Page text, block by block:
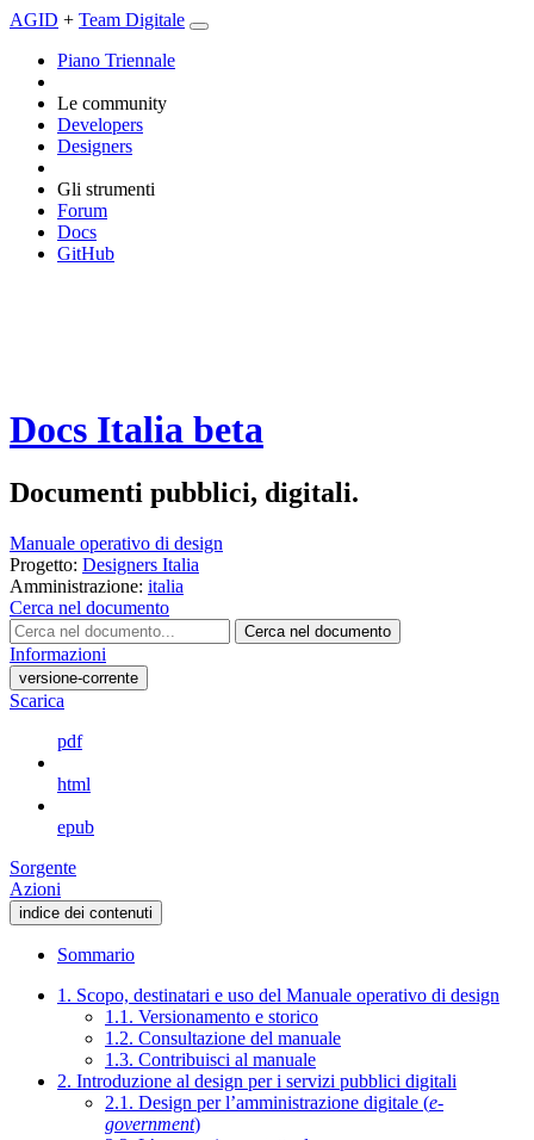
AGID + Team Digitale
Piano Triennale
Le community
Developers
Designers
Gli strumenti
Forum
Docs
GitHub
Docs Italia beta
Documenti pubblici, digitali.
Manuale operativo di design
Progetto: Designers Italia
Amministrazione: italia
Cerca nel documento
Cerca nel documento
Informazioni
versione-corrente
Scarica
pdf
html
epub
Sorgente
Azioni
indice dei contenuti
Sommario
1. Scopo, destinatari e uso del Manuale operativo di design
1.1. Versionamento e storico
1.2. Consultazione del manuale
1.3. Contribuisci al manuale
2. Introduzione al design per i servizi pubblici digitali
2.1. Design per l’amministrazione digitale (e-
government)